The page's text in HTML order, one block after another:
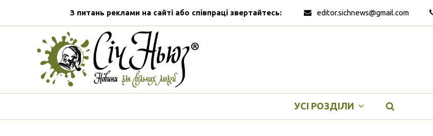
З питань реклами на сайті або співпраці звертайтесь: editor.sichnews@gmail.com
УСІ РОЗДІЛИ